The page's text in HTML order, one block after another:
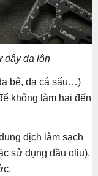
dây da lộn
bê, da cá sấu…)
không làm hại đến
dịch làm sạch
sử dụng dầu oliu).